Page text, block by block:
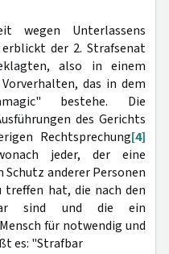
wegen Unterlassens
der 2. Strafsenat
also in einem
das in dem
bestehe. Die
des Gerichts
Rechtsprechung[4]
jeder, der eine
Schutz anderer Personen
hat, die nach den
sind und die ein
für notwendig und
es: "Strafbar